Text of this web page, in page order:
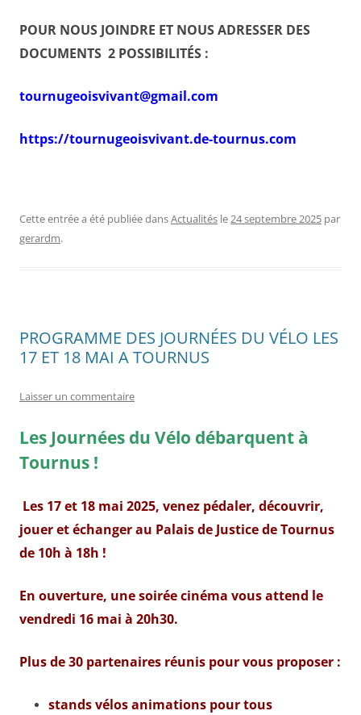
POUR NOUS JOINDRE ET NOUS ADRESSER DES
DOCUMENTS 2 POSSIBILITÉS :
tournugeoisvivant@gmail.com
https://tournugeoisvivant.de-tournus.com
Cette entrée a été publiée dansActualités le24 septembre 2025 par
gerardm.
PROGRAMME DES JOURNÉES DU VÉLO LES
17 ET 18 MAI A TOURNUS
Laisser un commentaire
Les Journées du Vélo débarquent à
Tournus !
Les 17 et 18 mai 2025, venez pédaler, découvrir,
jouer et échanger au Palais de Justice de Tournus
de 10h à 18h !
En ouverture, une soirée cinéma vous attend le
vendredi 16 mai à 20h30.
Plus de 30 partenaires réunis pour vous proposer :
stands vélos animations pour tous